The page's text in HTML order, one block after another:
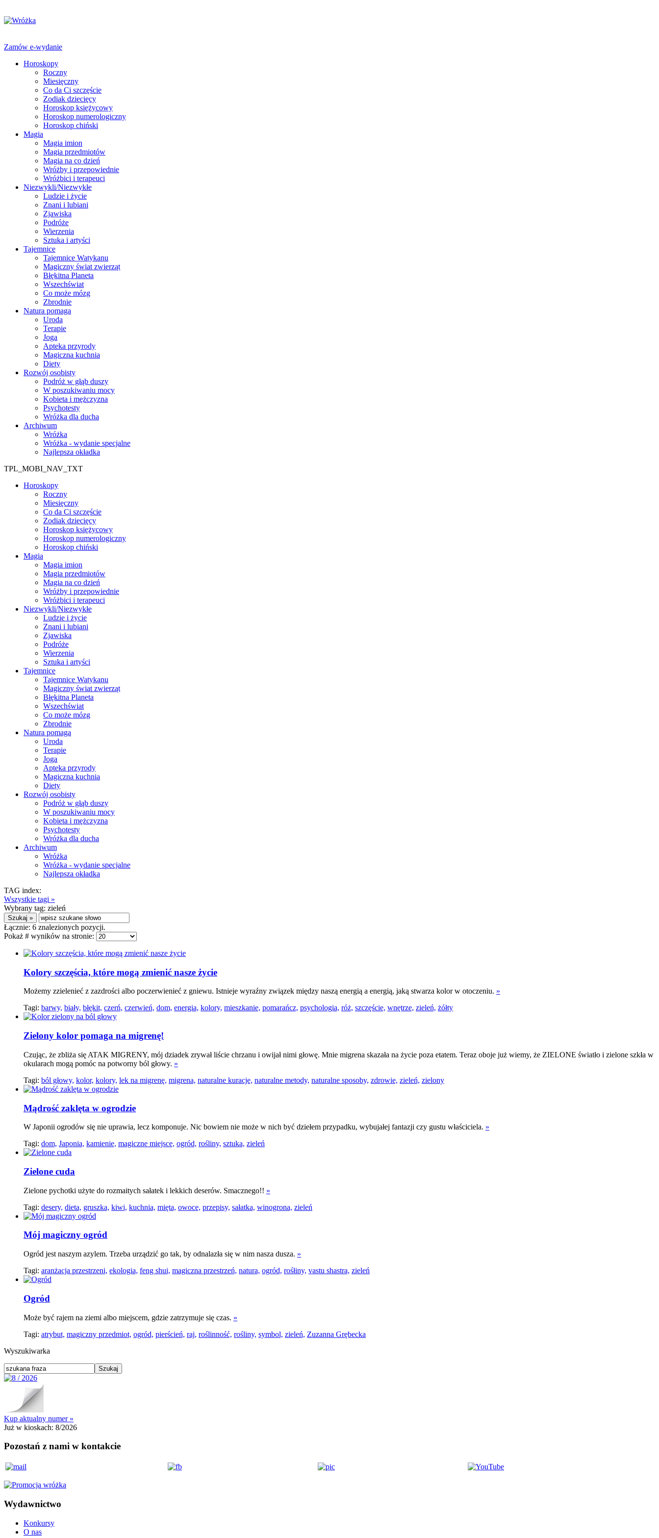
Zamów e-wydanie
Horoskopy
Roczny
Miesięczny
Co da Ci szczęście
Zodiak dziecięcy
Horoskop księżycowy
Horoskop numerologiczny
Horoskop chiński
Magia
Magia imion
Magia przedmiotów
Magia na co dzień
Wróżby i przepowiednie
Wróżbici i terapeuci
Niezwykli/Niezwykłe
Ludzie i życie
Znani i lubiani
Zjawiska
Podróże
Wierzenia
Sztuka i artyści
Tajemnice
Tajemnice Watykanu
Magiczny świat zwierząt
Błękitna Planeta
Wszechświat
Co może mózg
Zbrodnie
Natura pomaga
Uroda
Terapie
Joga
Apteka przyrody
Magiczna kuchnia
Diety
Rozwój osobisty
Podróż w głąb duszy
W poszukiwaniu mocy
Kobieta i mężczyzna
Psychotesty
Wróżka dla ducha
Archiwum
Wróżka
Wróżka - wydanie specjalne
Najlepsza okładka
TPL_MOBI_NAV_TXT
Horoskopy
Roczny
Miesięczny
Co da Ci szczęście
Zodiak dziecięcy
Horoskop księżycowy
Horoskop numerologiczny
Horoskop chiński
Magia
Magia imion
Magia przedmiotów
Magia na co dzień
Wróżby i przepowiednie
Wróżbici i terapeuci
Niezwykli/Niezwykłe
Ludzie i życie
Znani i lubiani
Zjawiska
Podróże
Wierzenia
Sztuka i artyści
Tajemnice
Tajemnice Watykanu
Magiczny świat zwierząt
Błękitna Planeta
Wszechświat
Co może mózg
Zbrodnie
Natura pomaga
Uroda
Terapie
Joga
Apteka przyrody
Magiczna kuchnia
Diety
Rozwój osobisty
Podróż w głąb duszy
W poszukiwaniu mocy
Kobieta i mężczyzna
Psychotesty
Wróżka dla ducha
Archiwum
Wróżka
Wróżka - wydanie specjalne
Najlepsza okładka
TAG index:
Wszystkie tagi »
Wybrany tag: zieleń
Łącznie: 6 znalezionych pozycji.
Pokaż # wyników na stronie:
Kolory szczęścia, które mogą zmienić nasze życie
Możemy zzielenieć z zazdrości albo poczerwienieć z gniewu. Istnieje wyraźny związek między naszą energią a energią, jaką stwarza kolor w otoczeniu. »
Tagi: barwy, biały, błękit, czerń, czerwień, dom, energia, kolory, mieszkanie, pomarańcz, psychologia, róż, szczęście, wnętrze, zieleń, żółty
Zielony kolor pomaga na migrenę!
Czując, że zbliża się ATAK MIGRENY, mój dziadek zrywał liście chrzanu i owijał nimi głowę. Mnie migrena skazała na życie poza etatem. Teraz oboje już wiemy, że ZIELONE światło i zielone szkła w
okularach mogą pomóc na potworny ból głowy. »
Tagi: ból głowy, kolor, kolory, lek na migrenę, migrena, naturalne kuracje, naturalne metody, naturalne sposoby, zdrowie, zieleń, zielony
Mądrość zaklęta w ogrodzie
W Japonii ogrodów się nie uprawia, lecz komponuje. Nic bowiem nie może w nich być dziełem przypadku, wybujałej fantazji czy gustu właściciela. »
Tagi: dom, Japonia, kamienie, magiczne miejsce, ogród, rośliny, sztuka, zieleń
Zielone cuda
Zielone pychotki użyte do rozmaitych sałatek i lekkich deserów. Smacznego!! »
Tagi: desery, dieta, gruszka, kiwi, kuchnia, mięta, owoce, przepisy, sałatka, winogrona, zieleń
Mój magiczny ogród
Ogród jest naszym azylem. Trzeba urządzić go tak, by odnalazła się w nim nasza dusza. »
Tagi: aranżacja przestrzeni, ekologia, feng shui, magiczna przestrzeń, natura, ogród, rośłiny, vastu shastra, zieleń
Ogród
Może być rajem na ziemi albo miejscem, gdzie zatrzymuje się czas. »
Tagi: atrybut, magiczny przedmiot, ogród, pierścień, raj, roślinność, rośliny, symbol, zieleń, Zuzanna Grębecka
Wyszukiwarka
Kup aktualny numer »
Już w kioskach: 8/2026
Pozostań z nami w kontakcie
Wydawnictwo
Konkursy
O nas